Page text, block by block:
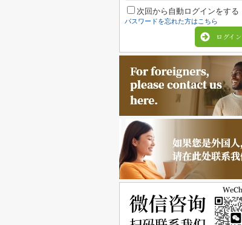
次回から自動ログインをする
パスワードを忘れた方はこちら
ログイン